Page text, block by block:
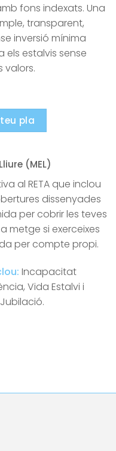
fons indexats. Una
transparent,
inversió mínima
els estalvis sense
valors.
pla
(MEL)
al RETA que inclou
dissenyades
per cobrir les teves
metge si exerceixes
per compte propi.
Incapacitat
Vida Estalvi i